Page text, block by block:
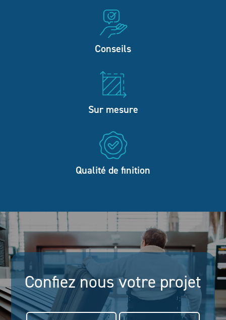
Conseils
Sur mesure
Qualité de finition
Confiez nous votre projet